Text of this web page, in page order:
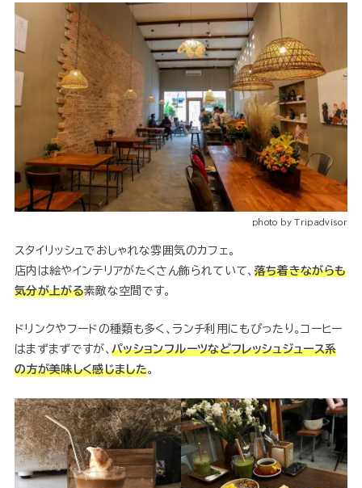
photo by Tripadvisor
スタイリッシュでおしゃれな雰囲気のカフェ。
店内は絵やインテリアがたくさん飾られていて、 落ち着きながらも
気分が上がる素敵な空間です。
ドリンクやフードの種類も多く、ランチ利用にもぴったり。コーヒー
はまずまずですが、パッションフルーツなどフレッシュジュース系
の方が美味しく感じました。